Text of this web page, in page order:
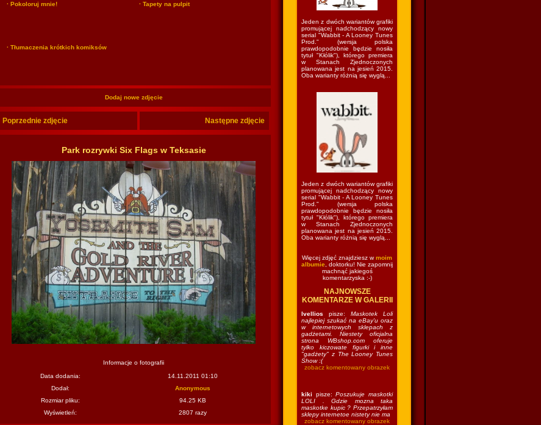
· Pokoloruj mnie! · Tapety na pulpit
· Tłumaczenia krótkich komiksów
Dodaj nowe zdjęcie
Poprzednie zdjęcie Następne zdjęcie
Park rozrywki Six Flags w Teksasie
Informacje o fotografii
Data dodania:
14.11.2011 01:10
Dodał:
Anonymous
Rozmiar pliku:
94.25 KB
Wyświetleń:
2807 razy
Jeden z dwóch wariantów grafiki
promującej nadchodzący nowy
serial "Wabbit - A Looney Tunes
Prod." (wersja polska
prawdopodobnie będzie nosiła
tytuł "Kłólik"), którego premiera
w Stanach Zjednoczonych
planowana jest na jesień 2015.
Oba warianty różnią się wyglą...
Jeden z dwóch wariantów grafiki
promującej nadchodzący nowy
serial "Wabbit - A Looney Tunes
Prod." (wersja polska
prawdopodobnie będzie nosiła
tytuł "Kłólik"), którego premiera
w Stanach Zjednoczonych
planowana jest na jesień 2015.
Oba warianty różnią się wyglą...
Więcej zdjęć znajdziesz wmoim
albumie , doktorku! Nie zapomnij
machnąć jakiegoś
komentarzyska :-)
NAJNOWSZE
KOMENTARZE W GALERII
Ivellios pisze: Maskotek Loli
najlepiej szukać na eBay'u oraz
w internetowych sklepach z
gadżetami. Niestety oficjalna
strona WBshop.com oferuje
tylko kiczowate figurki i inne
"gadżety" z The Looney Tunes
Show :(
zobacz komentowany obrazek
kiki pisze:Poszukuje maskotki
LOLI . Gdzie mozna taka
maskotke kupic ? Przepatrzyłam
sklepy internetoe nistety nie ma
zobacz komentowany obrazek